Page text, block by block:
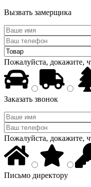
Вызвать замерщика
Пожалуйста, докажите,
Заказать звонок
Пожалуйста, докажите,
Письмо директору